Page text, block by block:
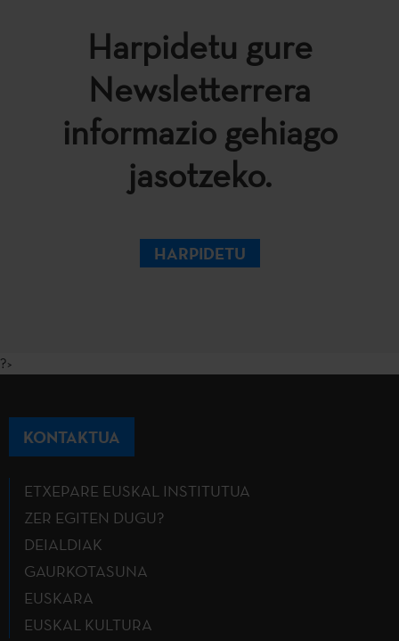
Harpidetu gure
Newsletterrera
informazio gehiago
jasotzeko.
HARPIDETU
?>
KONTAKTUA
ETXEPARE EUSKAL INSTITUTUA
ZER EGITEN DUGU?
DEIALDIAK
GAURKOTASUNA
EUSKARA
EUSKAL KULTURA